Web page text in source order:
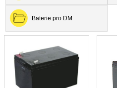
Baterie pro DM